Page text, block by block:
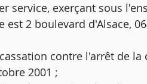
service, exerçant sous
2 boulevard d'Alsace,
contre l'arrêt de la
2001 ;